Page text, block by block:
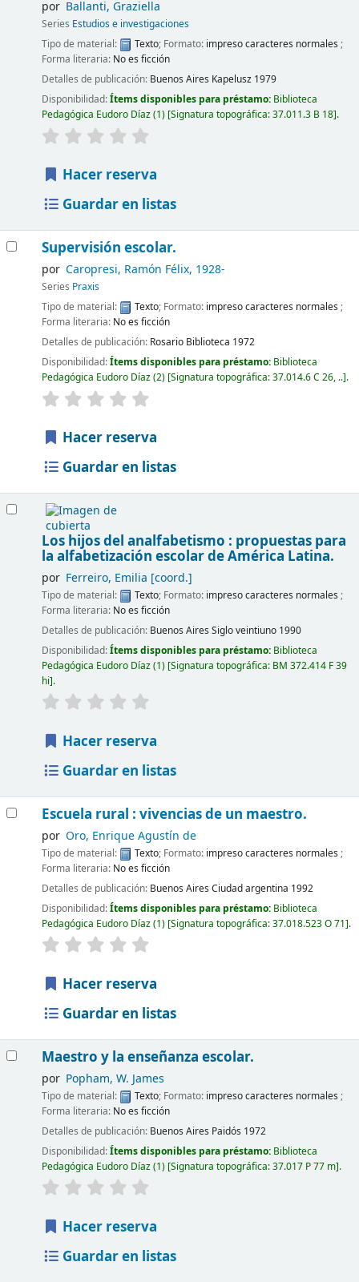
por Ballanti, Graziella
Series Estudios e investigaciones
Tipo de material:
Texto; Formato: impreso caracteres normales ;
Forma literaria: No es ficción
Detalles de publicación: Buenos Aires Kapelusz 1979
Disponibilidad:Ítems disponibles para préstamo: Biblioteca
Pedagógica Eudoro Díaz(1) Signatura topográfica:37.011.3 B 18 .
Hacer reserva
Guardar en listas
Supervisión escolar.
por Caropresi, Ramón Félix, 1928-
Series Praxis
Tipo de material:
Texto; Formato: impreso caracteres normales ;
Forma literaria: No es ficción
Detalles de publicación: Rosario Biblioteca 1972
Disponibilidad:Ítems disponibles para préstamo: Biblioteca
Pedagógica Eudoro Díaz(2) Signatura topográfica:37.014.6 C 26, .. .
Hacer reserva
Guardar en listas
Los hijos del analfabetismo : propuestas para
la alfabetización escolar de América Latina.
por Ferreiro, Emilia [coord.]
Tipo de material: Texto; Formato: impreso caracteres normales ;
Forma literaria: No es ficción
Detalles de publicación: Buenos Aires Siglo veintiuno 1990
Disponibilidad:Ítems disponibles para préstamo: Biblioteca
Pedagógica Eudoro Díaz(1) Signatura topográfica: BM 372.414 F 39
hi .
Hacer reserva
Guardar en listas
Escuela rural : vivencias de un maestro.
por Oro, Enrique Agustín de
Tipo de material: Texto; Formato: impreso caracteres normales ;
Forma literaria: No es ficción
Detalles de publicación: Buenos Aires Ciudad argentina 1992
Disponibilidad:Ítems disponibles para préstamo: Biblioteca
Pedagógica Eudoro Díaz(1) Signatura topográfica:37.018.523 O 71 .
Hacer reserva
Guardar en listas
Maestro y la enseñanza escolar.
por Popham, W. James
Tipo de material: Texto; Formato: impreso caracteres normales ;
Forma literaria: No es ficción
Detalles de publicación: Buenos Aires Paidós 1972
Disponibilidad:Ítems disponibles para préstamo: Biblioteca
Pedagógica Eudoro Díaz(1) Signatura topográfica:37.017 P 77 m .
Hacer reserva
Guardar en listas